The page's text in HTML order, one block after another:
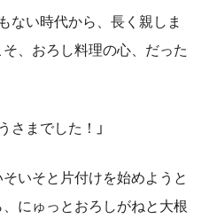
ない時代から、長く親しま
、おろし料理の心、だった
さまでした！」
いそと片付けを始めようと
にゅっとおろしがねと大根